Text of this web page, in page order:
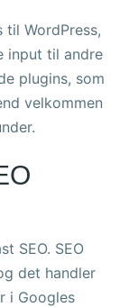
WordPress,
input til andre
plugins, som
velkommen
SEO. SEO
det handler
i Googles